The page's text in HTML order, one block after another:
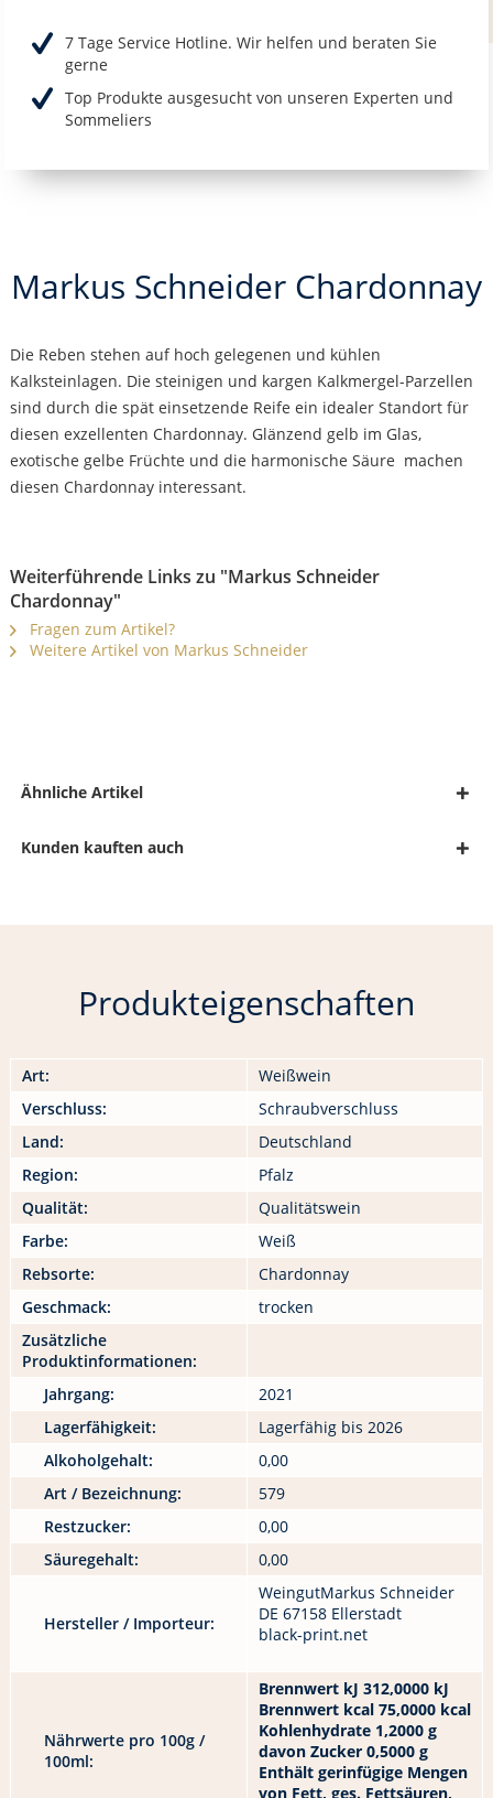
7 Tage Service Hotline. Wir helfen und beraten Sie
gerne
Top Produkte ausgesucht von unseren Experten und
Sommeliers
Markus Schneider Chardonnay
Die Reben stehen auf hoch gelegenen und kühlen
Kalksteinlagen. Die steinigen und kargen Kalkmergel-Parzellen
sind durch die spät einsetzende Reife ein idealer Standort für
diesen exzellenten Chardonnay. Glänzend gelb im Glas,
exotische gelbe Früchte und die harmonische Säure machen
diesen Chardonnay interessant.
Weiterführende Links zu "Markus Schneider
Chardonnay"
Fragen zum Artikel?
Weitere Artikel von Markus Schneider
Ähnliche Artikel
Kunden kauften auch
Produkteigenschaften
Art:
Weißwein
Verschluss:
Schraubverschluss
Land:
Deutschland
Region:
Pfalz
Qualität:
Qualitätswein
Farbe:
Weiß
Rebsorte:
Chardonnay
Geschmack:
trocken
Zusätzliche
Produktinformationen:
Jahrgang:
2021
Lagerfähigkeit:
Lagerfähig bis 2026
Alkoholgehalt:
0,00
Art / Bezeichnung:
579
Restzucker:
0,00
Säuregehalt:
0,00
Hersteller / Importeur:
WeingutMarkus Schneider
DE 67158 Ellerstadt
black-print.net
Nährwerte pro 100g /
100ml:
Brennwert kJ 312,0000 kJ
Brennwert kcal 75,0000 kcal
Kohlenhydrate 1,2000 g
davon Zucker 0,5000 g
Enthält gerinfügige Mengen
von Fett, ges. Fettsäuren,